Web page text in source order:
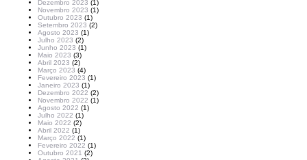
Dezembro 2023 (1)
Novembro 2023 (1)
Outubro 2023 (1)
Setembro 2023 (2)
Agosto 2023 (1)
Julho 2023 (2)
Junho 2023 (1)
Maio 2023 (3)
Abril 2023 (2)
Março 2023 (4)
Fevereiro 2023 (1)
Janeiro 2023 (1)
Dezembro 2022 (2)
Novembro 2022 (1)
Agosto 2022 (1)
Julho 2022 (1)
Maio 2022 (2)
Abril 2022 (1)
Março 2022 (1)
Fevereiro 2022 (1)
Outubro 2021 (2)